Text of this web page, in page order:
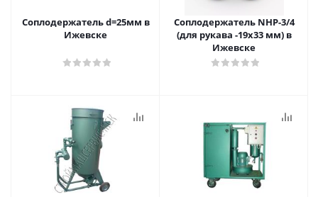
Соплодержатель d=25мм в
Ижевске
Соплодержатель NHP-3/4
(для рукава -19х33 мм) в
Ижевске